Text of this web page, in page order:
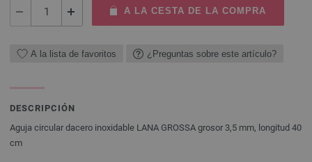
A LA CESTA DE LA COMPRA
A la lista de favoritos ¿Preguntas sobre este artículo?
DESCRIPCIÓN
Aguja circular dacero inoxidable LANA GROSSA grosor 3,5 mm, longitud 40
cm